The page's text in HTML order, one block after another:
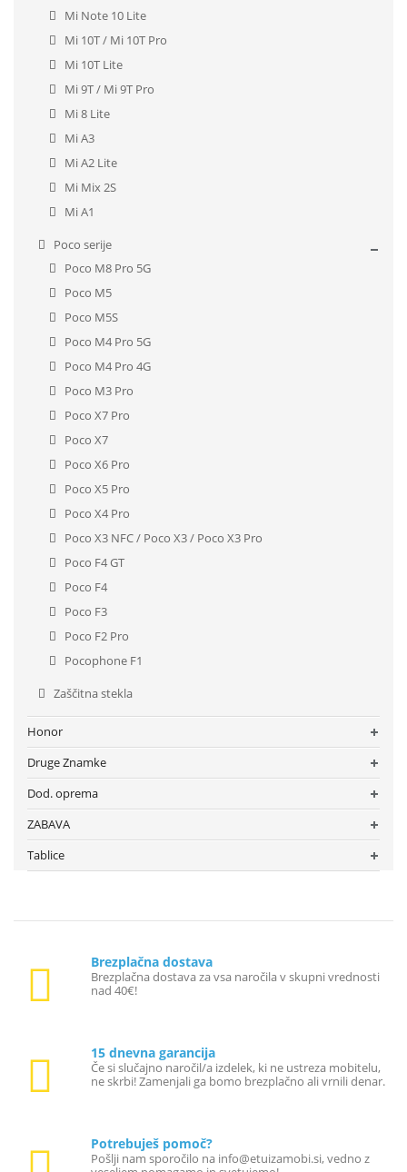
Mi Note 10 Lite
Mi 10T / Mi 10T Pro
Mi 10T Lite
Mi 9T / Mi 9T Pro
Mi 8 Lite
Mi A3
Mi A2 Lite
Mi Mix 2S
Mi A1
Poco serije
Poco M8 Pro 5G
Poco M5
Poco M5S
Poco M4 Pro 5G
Poco M4 Pro 4G
Poco M3 Pro
Poco X7 Pro
Poco X7
Poco X6 Pro
Poco X5 Pro
Poco X4 Pro
Poco X3 NFC / Poco X3 / Poco X3 Pro
Poco F4 GT
Poco F4
Poco F3
Poco F2 Pro
Pocophone F1
Zaščitna stekla
Honor
Druge Znamke
Dod. oprema
ZABAVA
Tablice
Brezplačna dostava
Brezplačna dostava za vsa naročila v skupni vrednosti
nad 40€!
15 dnevna garancija
Če si slučajno naročil/a izdelek, ki ne ustreza mobitelu,
ne skrbi! Zamenjali ga bomo brezplačno ali vrnili denar.
Potrebuješ pomoč?
Pošlji nam sporočilo na info@etuizamobi.si, vedno z